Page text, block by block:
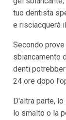
tuo dentista
e risciacquerà
Secondo
sbiancamento
denti
24 ore dopo
D'altra parte,
lo smalto o la